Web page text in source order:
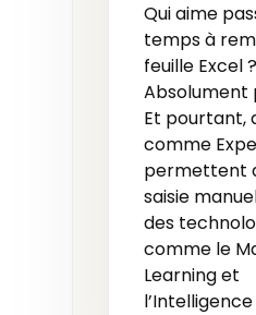
Qui aime
temps à
feuille Excel ?
Absolument
Et pourtant,
comme
permettent
saisie
des
comme le
Learning et